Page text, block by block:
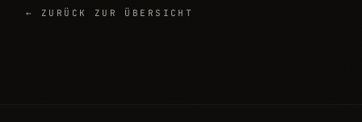
← ZURÜCK ZUR ÜBERSICHT